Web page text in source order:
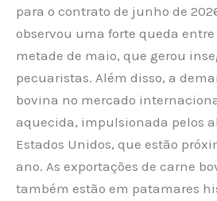
para o contrato de junho de
observou uma forte queda
metade de maio, que gerou
pecuaristas. Além disso, a
bovina no mercado
aquecida, impulsionada pelos
Estados Unidos, que estão
ano. As exportações de carne
também estão em patamares